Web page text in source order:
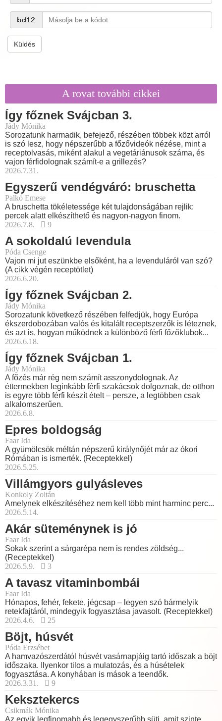
Küldés
A rovat további cikkei
Így főznek Svájcban 3.
Jády Mónika
Sorozatunk harmadik, befejező, részében többek közt arról
is szó lesz, hogy népszerűbb a főzővideók nézése, mint a
receptolvasás, miként alakul a vegetáriánusok száma, és
vajon férfidolognak számít-e a grillezés?
2026.7.31.
Egyszerű vendégváró: bruschetta
Palkó Emese
A bruschetta tökéletessége két tulajdonságában rejlik:
percek alatt elkészíthető és nagyon-nagyon finom.
2026.7.8.
9
A sokoldalú levendula
Póda Csenge
Vajon mi jut eszünkbe elsőként, ha a levenduláról van szó?
(A cikk végén receptötlet)
2026.6.20.
Így főznek Svájcban 2.
Jády Mónika
Sorozatunk következő részében felfedjük, hogy Európa
ékszerdobozában valós és kitalált receptszerzők is léteznek,
és azt is, hogyan működnek a különböző férfi főzőklubok...
2026.6.18.
Így főznek Svájcban 1.
Jády Mónika
A főzés már rég nem számít asszonydolognak. Az
éttermekben leginkább férfi szakácsok dolgoznak, de otthon
is egyre több férfi készít ételt – persze, a legtöbben csak
alkalomszerűen.
2026.6.8.
Epres boldogság
Faar Ida
A gyümölcsök méltán népszerű királynőjét már az ókori
Rómában is ismerték. (Receptekkel)
2026.5.25.
Villámgyors gulyásleves
Konkoly Zoltán
Amelynek elkészítéséhez nem kell több mint harminc perc...
2026.5.14.
Akár süteménynek is jó
Faar Ida
Sokak szerint a sárgarépa nem is rendes zöldség...
(Receptekkel)
2026.5.9.
3
A tavasz vitaminbombái
Faar Ida
Hónapos, fehér, fekete, jégcsap – legyen szó bármelyik
retekfajtáról, mindegyik fogyasztása javasolt. (Receptekkel)
2026.4.6.
25
Böjt, húsvét
Póda Erzsébet
A hamvazószerdától húsvét vasárnapjáig tartó időszak a böjt
időszaka. Ilyenkor tilos a mulatozás, és a húsételek
fogyasztása. A konyhában is mások a teendők.
2026.3.31.
9
Keksztekercs
Csikmák Mónika